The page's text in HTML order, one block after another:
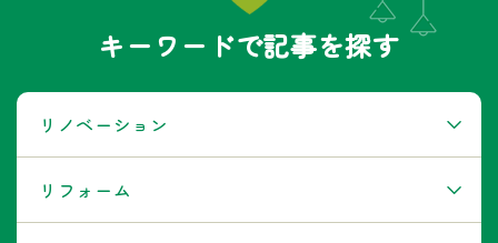
キーワードで記事を探す
リノベーション
リフォーム